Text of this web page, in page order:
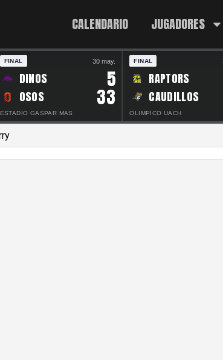
CALENDARIO JUGADORES
FINAL 30 may.
DINOS 5
OSOS 33
ESTADIO GASPAR MAS
FINAL
RAPTORS
CAUDILLOS
OLIMPICO UACH